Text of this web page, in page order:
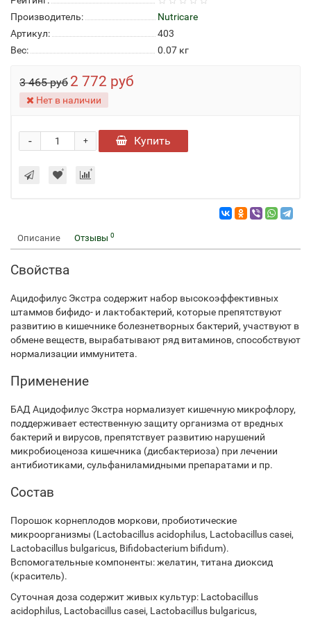
Производитель:
Nutricare
Артикул:
403
Вес:
0.07 кг
3 465 руб 2 772 руб
Нет в наличии
+
- Купить
Описание Отзывы 0
Свойства
Ацидофилус Экстра содержит набор высокоэффективных
штаммов бифидо- и лактобактерий, которые препятствуют
развитию в кишечнике болезнетворных бактерий, участвуют в
обмене веществ, вырабатывают ряд витаминов, способствуют
нормализации иммунитета.
Применение
БАД Ацидофилус Экстра нормализует кишечную микрофлору,
поддерживает естественную защиту организма от вредных
бактерий и вирусов, препятствует развитию нарушений
микробиоценоза кишечника (дисбактериоза) при лечении
антибиотиками, сульфаниламидными препаратами и пр.
Состав
Порошок корнеплодов моркови, пробиотические
микроорганизмы (Lactobacillus acidophilus, Lactobacillus casei,
Lactobacillus bulgaricus, Bifidobacterium bifidum).
Вспомогательные компоненты: желатин, титана диоксид
(краситель).
Суточная доза содержит живых культур: Lactobacillus
acidophilus, Lactobacillus casei, Lactobacillus bulgaricus,